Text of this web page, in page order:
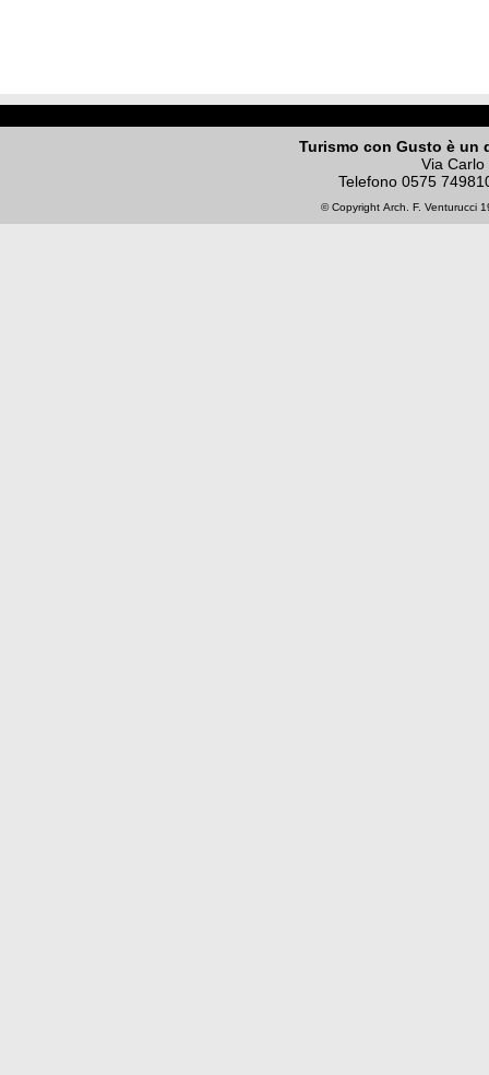
Turismo con Gusto è un
Via
Telefono 0575
© Copyright Arch. F. Venturucci